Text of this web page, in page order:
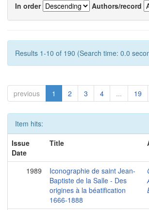
In order
Authors/record
Results 1-10 of 190 (Search time: 0.0
previous 1 2 3 4 ... 19
Item hits:
Issue
Date
Title
1989
Iconographie de saint Jean-
Baptiste de la Salle - Des
origines à la béatification
1666-1888